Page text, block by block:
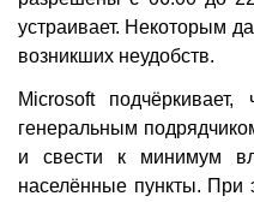
устраивает. Некоторым
возникших неудобств.
Microsoft
генеральным
и свести к минимум
населённые пункты. При